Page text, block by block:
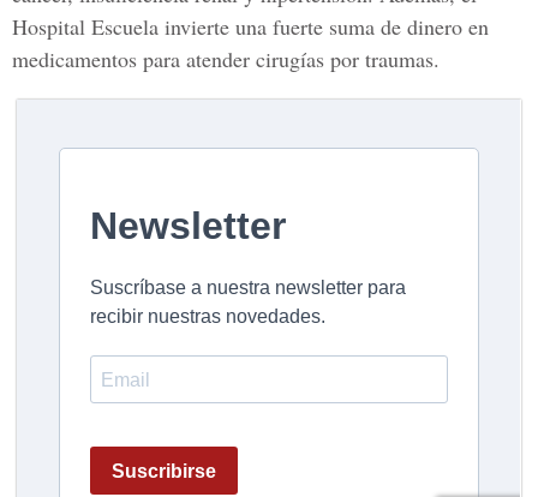
Hospital Escuela invierte una fuerte suma de dinero en
medicamentos para atender cirugías por traumas.